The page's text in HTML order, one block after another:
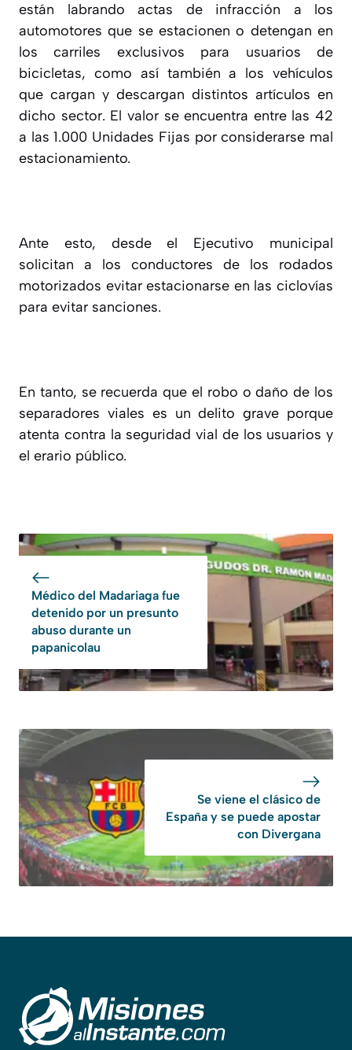
están labrando actas de infracción a los
automotores que se estacionen o detengan en
los carriles exclusivos para usuarios de
bicicletas, como así también a los vehículos
que cargan y descargan distintos artículos en
dicho sector. El valor se encuentra entre las 42
a las 1.000 Unidades Fijas por considerarse mal
estacionamiento.
Ante esto, desde el Ejecutivo municipal
solicitan a los conductores de los rodados
motorizados evitar estacionarse en las ciclovías
para evitar sanciones.
En tanto, se recuerda que el robo o daño de los
separadores viales es un delito grave porque
atenta contra la seguridad vial de los usuarios y
el erario público.
Médico del Madariaga fue
detenido por un presunto
abuso durante un
papanicolau
Se viene el clásico de
España y se puede apostar
con Divergana